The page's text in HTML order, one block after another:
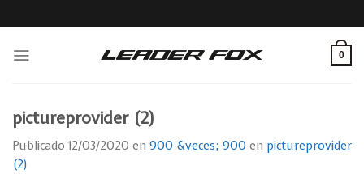
to
0
pictureprovider (2)
Publicado12/03/2020 en 900 &veces; 900 en pictureprovider
(2)